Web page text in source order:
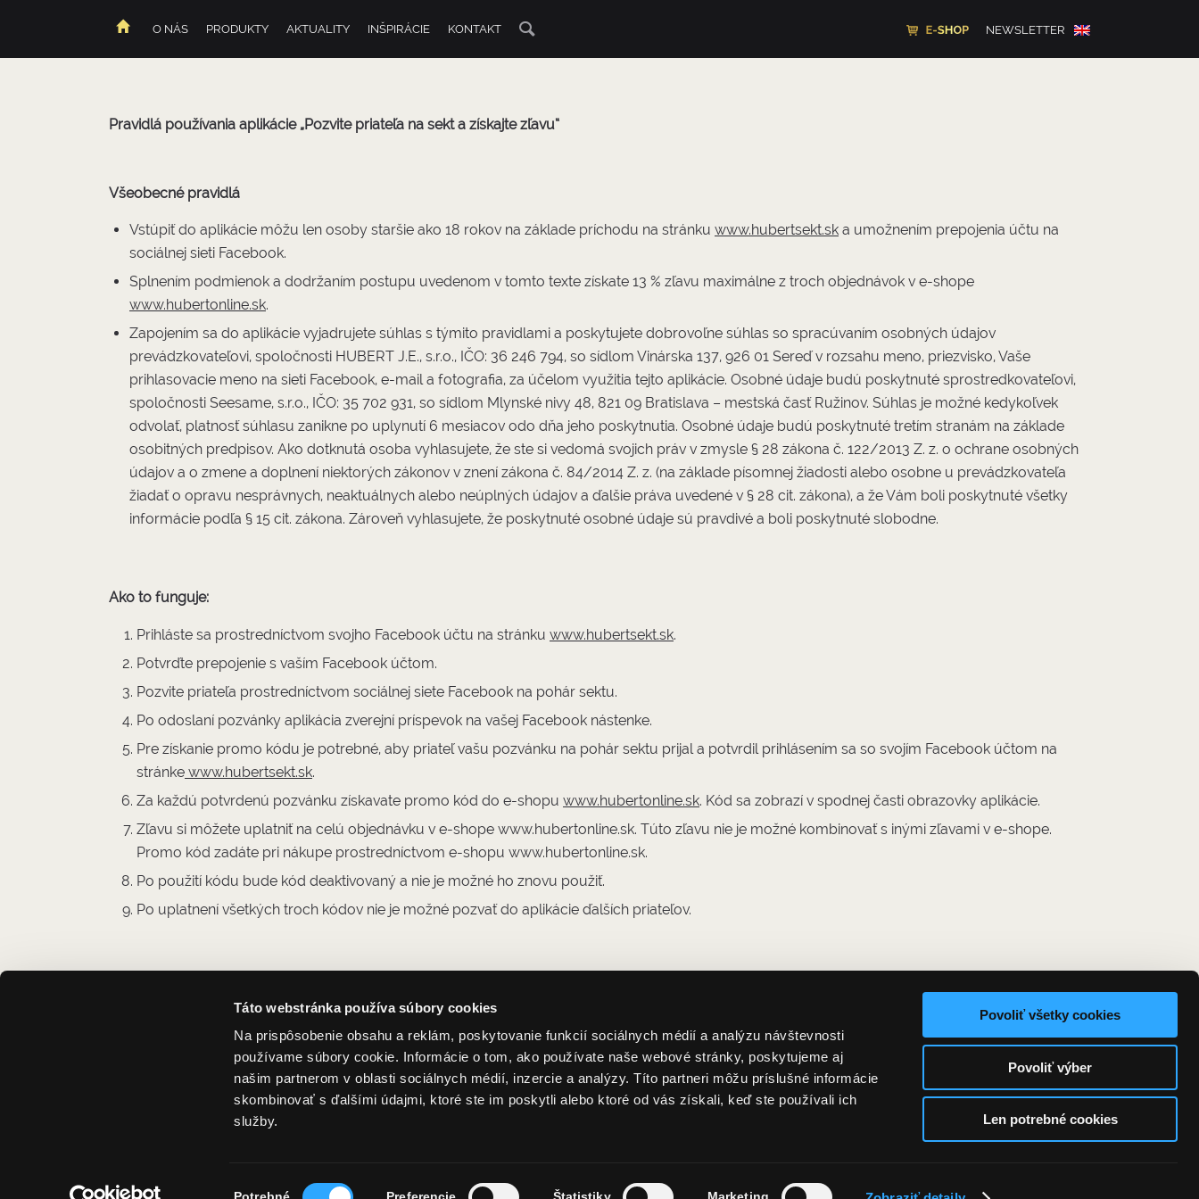
Táto webstránka používa súbory cookies
Na prispôsobenie obsahu a reklám, poskytovanie funkcií sociálnych médií a analýzu návštevnosti
používame súbory cookie. Informácie o tom, ako používate naše webové stránky, poskytujeme aj
našim partnerom v oblasti sociálnych médií, inzercie a analýzy. Títo partneri môžu príslušné informácie
skombinovať s ďalšími údajmi, ktoré ste im poskytli alebo ktoré od vás získali, keď ste používali ich
služby.
Povoliť všetky cookies
Povoliť výber
Len potrebné cookies
O NÁS PRODUKTY AKTUALITY INŠPIRÁCIE KONTAKT NEWSLETTER
Pravidlá používania aplikácie „Pozvite priateľa na sekt a získajte zľavu“
Všeobecné pravidlá
Vstúpiť do aplikácie môžu len osoby staršie ako 18 rokov na základe príchodu na stránku www.hubertsekt.sk a umožnením prepojenia účtu na
sociálnej sieti Facebook.
Splnením podmienok a dodržaním postupu uvedenom v tomto texte získate 13 % zľavu maximálne z troch objednávok v e-shope
www.hubertonline.sk.
Zapojením sa do aplikácie vyjadrujete súhlas s týmito pravidlami a poskytujete dobrovoľne súhlas so spracúvaním osobných údajov
prevádzkovateľovi, spoločnosti HUBERT J.E., s.r.o., IČO: 36 246 794, so sídlom Vinárska 137, 926 01 Sereď v rozsahu meno, priezvisko, Vaše
prihlasovacie meno na sieti Facebook, e-mail a fotografia, za účelom využitia tejto aplikácie. Osobné údaje budú poskytnuté sprostredkovateľovi,
spoločnosti Seesame, s.r.o., IČO: 35 702 931, so sídlom Mlynské nivy 48, 821 09 Bratislava – mestská časť Ružinov. Súhlas je možné kedykoľvek
odvolať, platnosť súhlasu zanikne po uplynutí 6 mesiacov odo dňa jeho poskytnutia. Osobné údaje budú poskytnuté tretím stranám na základe
osobitných predpisov. Ako dotknutá osoba vyhlasujete, že ste si vedomá svojich práv v zmysle § 28 zákona č. 122/2013 Z. z. o ochrane osobných
údajov a o zmene a doplnení niektorých zákonov v znení zákona č. 84/2014 Z. z. (na základe písomnej žiadosti alebo osobne u prevádzkovateľa
žiadať o opravu nesprávnych, neaktuálnych alebo neúplných údajov a ďalšie práva uvedené v § 28 cit. zákona), a že Vám boli poskytnuté všetky
informácie podľa § 15 cit. zákona. Zároveň vyhlasujete, že poskytnuté osobné údaje sú pravdivé a boli poskytnuté slobodne.
Ako to funguje:
Prihláste sa prostredníctvom svojho Facebook účtu na stránku www.hubertsekt.sk.
Potvrďte prepojenie s vaším Facebook účtom.
Pozvite priateľa prostredníctvom sociálnej siete Facebook na pohár sektu.
Po odoslaní pozvánky aplikácia zverejní príspevok na vašej Facebook nástenke.
Pre získanie promo kódu je potrebné, aby priateľ vašu pozvánku na pohár sektu prijal a potvrdil prihlásením sa so svojím Facebook účtom na
stránke www.hubertsekt.sk.
Za každú potvrdenú pozvánku získavate promo kód do e-shopu www.hubertonline.sk. Kód sa zobrazí v spodnej časti obrazovky aplikácie.
Zľavu si môžete uplatniť na celú objednávku v e-shope www.hubertonline.sk. Túto zľavu nie je možné kombinovať s inými zľavami v e-shope.
Promo kód zadáte pri nákupe prostredníctvom e-shopu www.hubertonline.sk.
Po použití kódu bude kód deaktivovaný a nie je možné ho znovu použiť.
Po uplatnení všetkých troch kódov nie je možné pozvať do aplikácie ďalších priateľov.
[email-subscribers namefield="NO" desc="Chcem dostávať novinky od Hubert J.E." opt_more="1" group="Novinky"]